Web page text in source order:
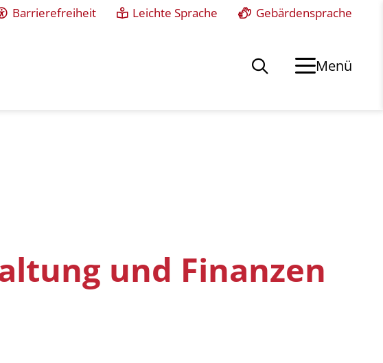
Barrierefreiheit Leichte Sprache Gebärdensprache
Menü
und Finanzen